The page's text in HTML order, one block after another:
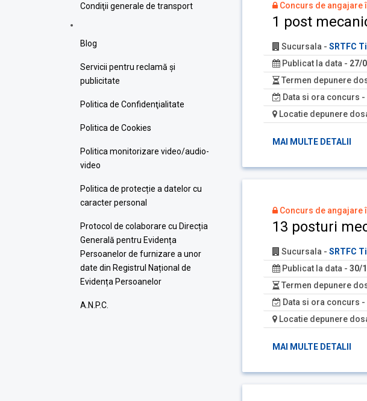
Condiţii generale de transport
Blog
Servicii pentru reclamă și
publicitate
Politica de Confidenţialitate
Politica de Cookies
Politica monitorizare video/audio-
video
Politica de protecție a datelor cu
caracter personal
Protocol de colaborare cu Direcția
Generală pentru Evidența
Persoanelor de furnizare a unor
date din Registrul Național de
Evidența Persoanelor
A.N.P.C.
Concurs de angajare
1 post
Sucursala - SRTFC
Publicat la data - 27/
Termen depunere
Data si ora concurs -
Locatie depunere
MAI MULTE DETALII
Concurs de angajare
13 posturi
Sucursala - SRTFC
Publicat la data - 30/
Termen depunere
Data si ora concurs -
Locatie depunere
MAI MULTE DETALII